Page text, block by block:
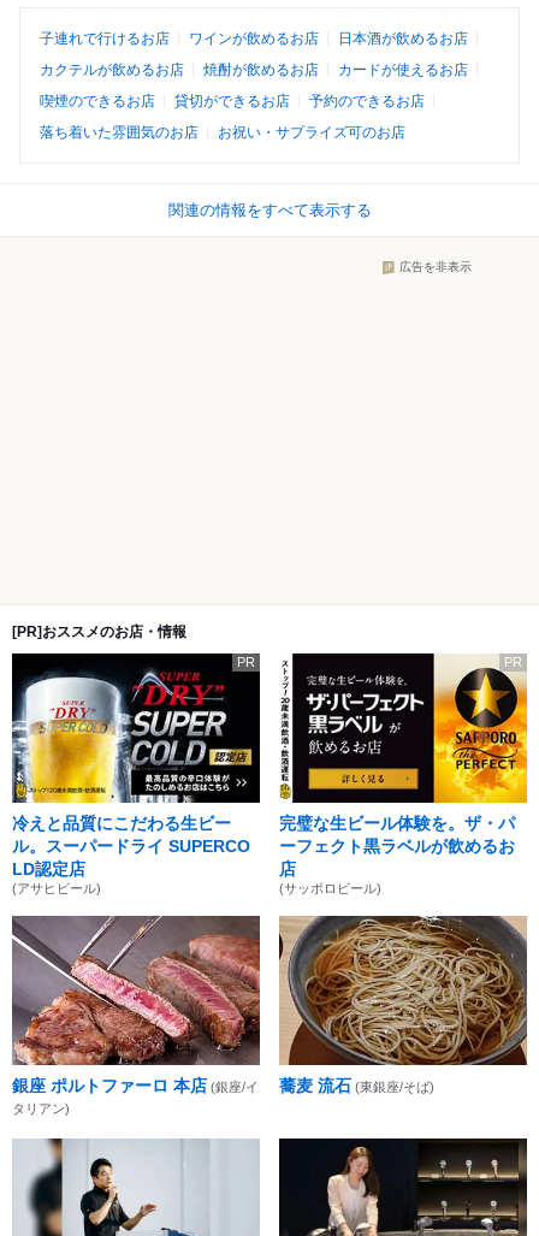
子連れで行けるお店 ワインが飲めるお店
日本酒が飲めるお店
カクテルが飲めるお店
焼酎が飲めるお店
カードが使えるお店
喫煙のできるお店
貸切ができるお店
予約のできるお店
落ち着いた雰囲気のお店
お祝い・サプライズ可のお店
関連の情報をすべて表示する
広告を非表示
[PR]おススメのお店・情報
PR
冷えと品質にこだわる生ビー
ル。スーパードライ SUPERCO
LD認定店
(アサヒビール)
PR
完璧な生ビール体験を。ザ・パ
ーフェクト黒ラベルが飲めるお
店
(サッポロビール)
銀座 ポルトファーロ 本店 (銀座/イ
タリアン)
蕎麦 流石 (東銀座/そば)